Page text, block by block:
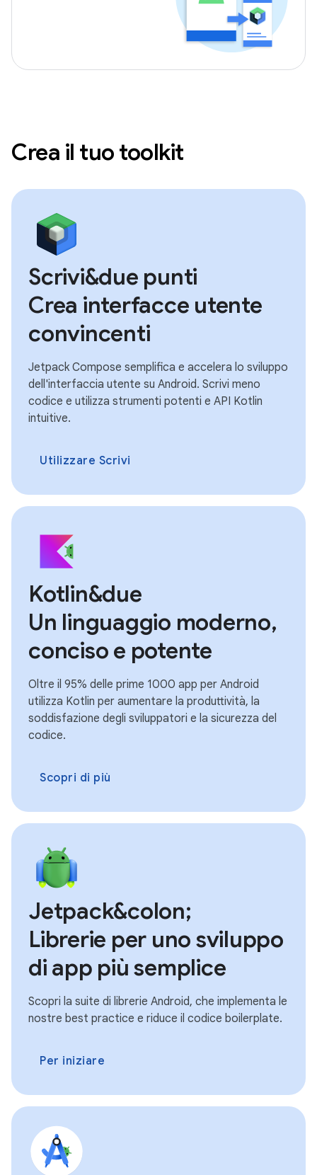
Crea il tuo toolkit
Scrivi&due punti
Crea interfacce utente
convincenti
Jetpack Compose semplifica e accelera lo sviluppo
dell'interfaccia utente su Android. Scrivi meno
codice e utilizza strumenti potenti e API Kotlin
intuitive.
Utilizzare Scrivi
Kotlin&due
Un linguaggio moderno,
conciso e potente
Oltre il 95% delle prime 1000 app per Android
utilizza Kotlin per aumentare la produttività, la
soddisfazione degli sviluppatori e la sicurezza del
codice.
Scopri di più
Jetpack&colon;
Librerie per uno sviluppo
di app più semplice
Scopri la suite di librerie Android, che implementa le
nostre best practice e riduce il codice boilerplate.
Per iniziare